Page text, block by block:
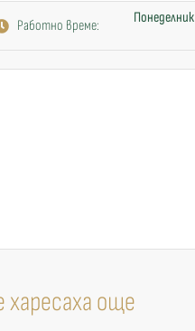
Работно време:
още